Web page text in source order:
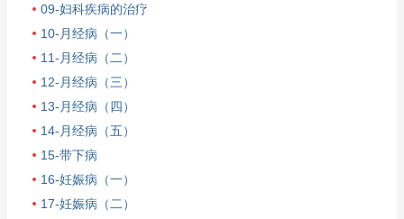
09-妇科疾病的治疗
10-月经病（一）
11-月经病（二）
12-月经病（三）
13-月经病（四）
14-月经病（五）
15-带下病
16-妊娠病（一）
17-妊娠病（二）